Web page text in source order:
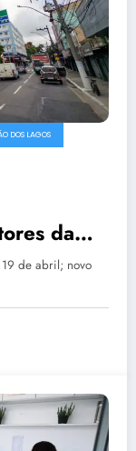
DOS LAGOS
da
de abril; novo